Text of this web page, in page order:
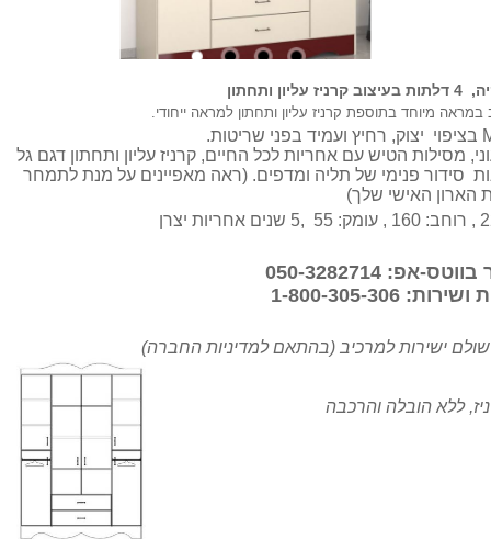
ותחתון
מיוחד בתוספת קרניז עליון ותחתון למראה ייחודי.
מסילות הטיש עם אחריות לכל החיים, קרניז עליון ותחתון דגם גל
סידור פנימי של תליה ומדפים. (ראה מאפיינים על מנת לתמחר
הארון האישי שלך)
אפ: 050-3282714
1-800-305-306
ישירות למרכיב (בהתאם למדיניות החברה)